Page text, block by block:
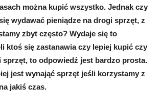
można kupić wszystko. Jednak czy
wydawać pieniądze na drogi sprzęt, z
zbyt często? Wydaje się to
ktoś się zastanawia czy lepiej kupić czy
to odpowiedź jest bardzo prosta.
jest wynająć sprzęt jeśli korzystamy z
jakiś czas.